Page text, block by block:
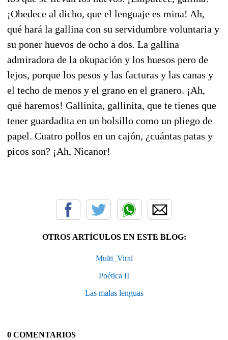
¡Obedece al dicho, que el lenguaje es mina! Ah,
qué hará la gallina con su servidumbre voluntaria y
su poner huevos de ocho a dos. La gallina
admiradora de la okupación y los huesos pero de
lejos, porque los pesos y las facturas y las canas y
el techo de menos y el grano en el granero. ¡Ah,
qué haremos! Gallinita, gallinita, que te tienes que
tener guardadita en un bolsillo como un pliego de
papel. Cuatro pollos en un cajón, ¿cuántas patas y
picos son? ¡Ah, Nicanor!
OTROS ARTÍCULOS EN ESTE BLOG:
Multi_Viral
Poética II
Las malas lenguas
0 COMENTARIOS